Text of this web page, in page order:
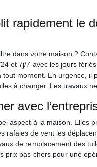
rapidement le
dans votre maison ?
et 7j/7 avec les jours
moment. En urgence, il
à changer. Les travaux
avec
aspect à la maison. Elles
rafales de vent les
de remplacement des
prix pas chers pour une